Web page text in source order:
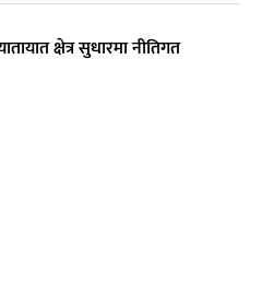
क्षेत्र सुधारमा नीतिगत